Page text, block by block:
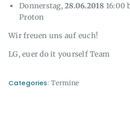
Donnerstag, 28.06.2018 16:00
Proton
Wir freuen uns auf euch!
LG, euer do it yourself Team
Categories: Termine